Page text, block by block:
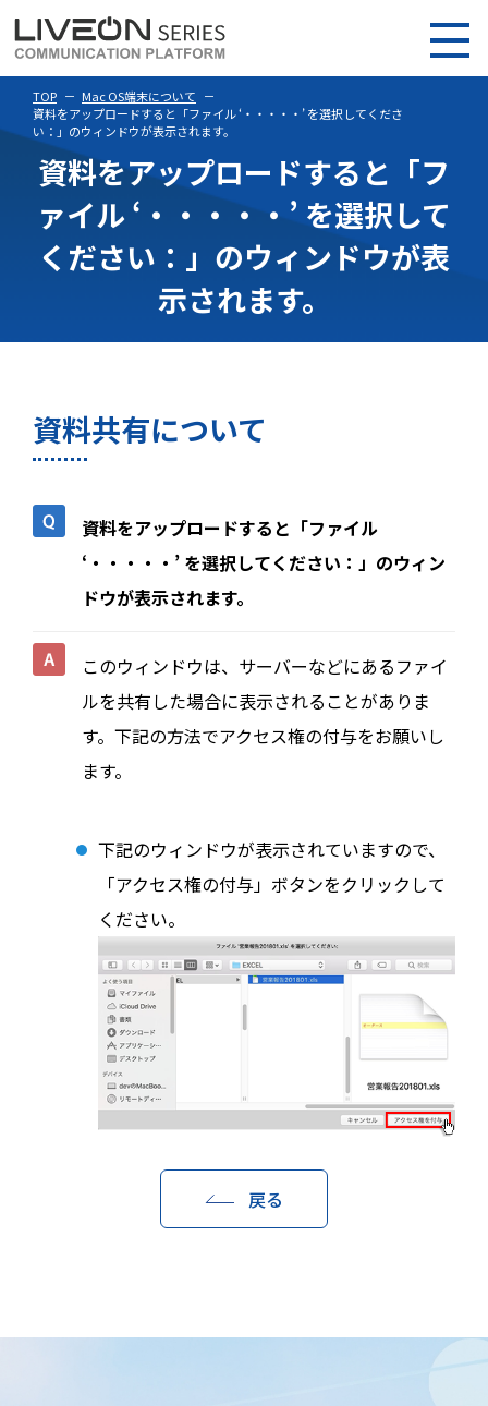
TOP
Mac OS端末について
資料をアップロードすると「ファイル ‘・・・・・’ を選択してくださ
い：」のウィンドウが表示されます。
資料をアップロードすると「フ
ァイル ‘・・・・・’ を選択して
ください：」のウィンドウが表
示されます。
資料共有について
資料をアップロードすると「ファイル
‘・・・・・’ を選択してください：」のウィン
ドウが表示されます。
このウィンドウは、サーバーなどにあるファイ
ルを共有した場合に表示されることがありま
す。下記の方法でアクセス権の付与をお願いし
ます。
下記のウィンドウが表示されていますので、
「アクセス権の付与」ボタンをクリックして
ください。
戻る